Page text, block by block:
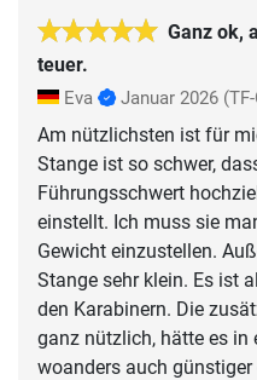
Ganz ok,
teuer.
Eva Januar 2026
Am nützlichsten ist für
Stange ist so schwer,
Führungsschwert
einstellt. Ich muss sie
Gewicht einzustellen.
Stange sehr klein. Es ist
den Karabinern. Die
ganz nützlich, hätte es in
woanders auch